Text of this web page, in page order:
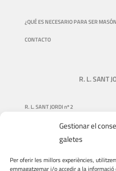
Gestionar el
galetes
Per oferir les millors experiències,
emmagatzemar i/o accedir a la
¿QUÉ ES NECESARIO PARA SER
CONTACTO
R. L. SANT
R. L. SANT JORDI nº 2
NUESTRA HISTORIA
QUIÉNES SOMOS
QUÉ HACEMOS